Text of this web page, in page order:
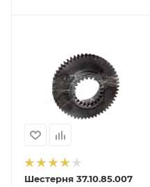
Шестерня 37.10.85.007